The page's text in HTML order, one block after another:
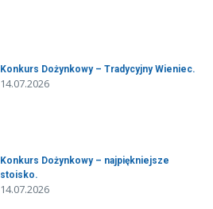
Konkurs Dożynkowy – Tradycyjny Wieniec.
14.07.2026
Konkurs Dożynkowy – najpiękniejsze
stoisko.
14.07.2026